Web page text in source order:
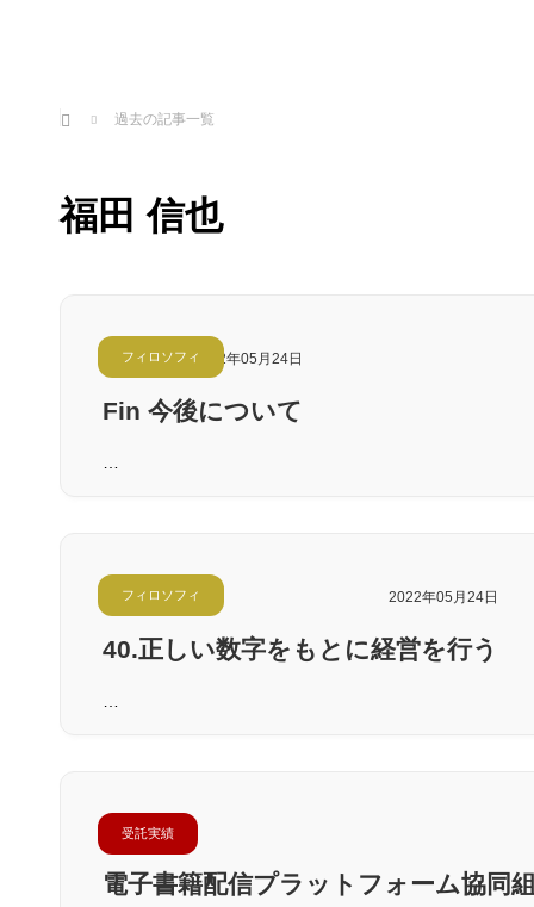
ホーム 過去の記事一覧
福田 信也
フィロソフィ2022年05月24日
Fin 今後について
フィロソフィ 2022年05月24日
40.正しい数字をもとに経営を行う
受託実績
電子書籍配信プラットフォーム協同